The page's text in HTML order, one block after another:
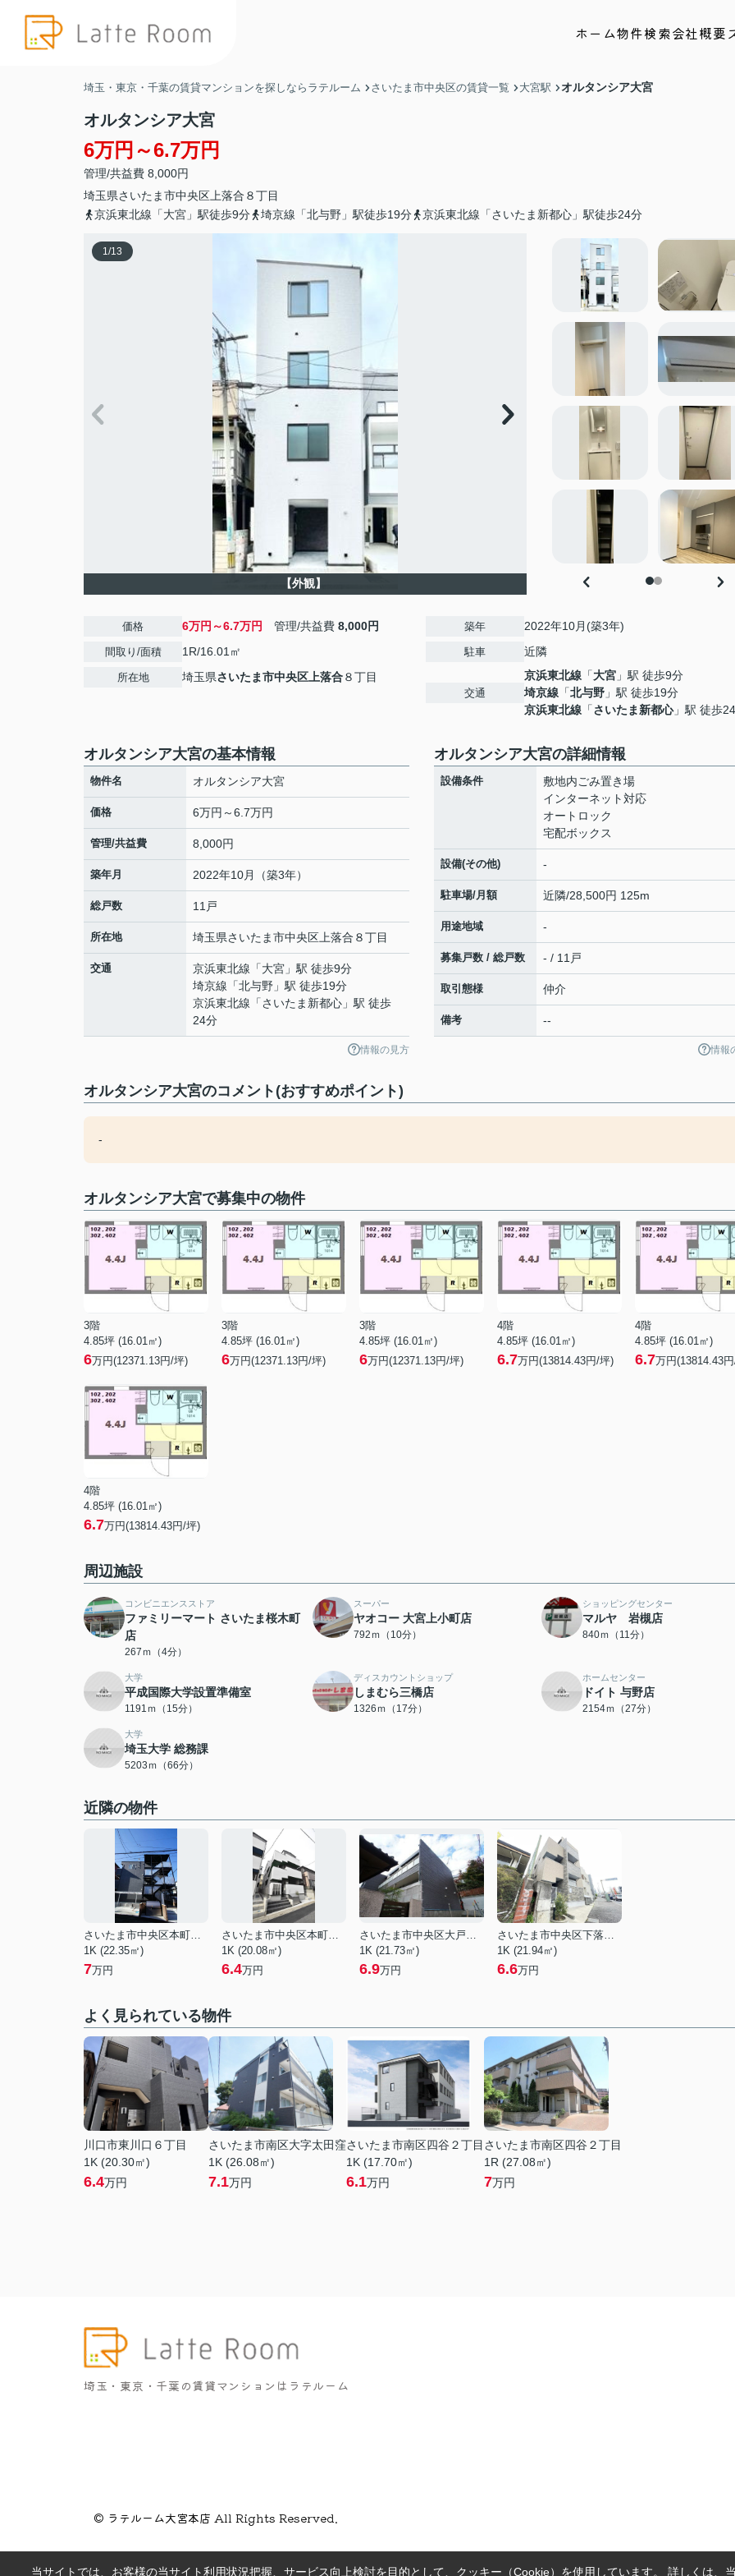
ホーム物件検索会社概要
埼玉・東京・千葉の賃貸マンションを探しならラテルーム さいたま市中央区の賃貸一覧 大宮駅 オルタンシア大宮
オルタンシア大宮
6万円～6.7万円
管理/共益費 8,000円
埼玉県さいたま市中央区 上落合 ８丁目
京浜東北線「大宮」駅徒歩9分
埼京線「北与野」駅徒歩19分 京浜東北線「さいたま新都心」駅徒歩24分
1/13
【外観】
価格 6万円～6.7万円 管理/共益費 8,000円
間取り/面積 1R/16.01㎡
所在地 埼玉県さいたま市中央区 上落合８丁目
築年 2022年10月(築3年)
駐車 近隣
交通
京浜東北線 「大宮 」駅 徒歩9分
埼京線 「北与野 」駅 徒歩19分
京浜東北線 「さいたま新都心」駅 徒歩
オルタンシア大宮の基本情報
物件名 オルタンシア大宮
価格 6万円～6.7万円
管理/共益費 8,000円
築年月 2022年10月（築3年）
総戸数 11戸
所在地 埼玉県さいたま市中央区 上落合 ８丁目
交通 京浜東北線 「大宮 」駅 徒歩9分
埼京線 「北与野 」駅 徒歩19分
京浜東北線 「さいたま新都心 」駅 徒歩
24分
情報の見方
オルタンシア大宮の詳細情報
設備条件
敷地内ごみ置き場
インターネット対応
オートロック
宅配ボックス
設備(その他) -
駐車場/月額 近隣/28,500円 125m
用途地域 -
募集戸数 / 総戸数 - / 11戸
取引態様 仲介
備考 --
情報
オルタンシア大宮のコメント(おすすめポイント)
-
オルタンシア大宮で募集中の物件
3階
4.85坪 (16.01㎡)
6万円(12371.13円/坪)
3階
4.85坪 (16.01㎡)
6万円(12371.13円/坪)
3階
4.85坪 (16.01㎡)
6万円(12371.13円/坪)
4階
4.85坪 (16.01㎡)
6.7万円(13814.43円/坪)
4階
4.85坪 (16.01㎡)
6.7万円(13814.43
4階
4.85坪 (16.01㎡)
6.7万円(13814.43円/坪)
周辺施設
コンビニエンスストア
ファミリーマート さいたま桜木町
店
267ｍ（4分）
スーパー
ヤオコー 大宮上小町店
792ｍ（10分）
ショッピングセンター
マルヤ 岩槻店
840ｍ（11分）
大学
平成国際大学設置準備室
1191ｍ（15分）
ディスカウントショップ
しまむら三橋店
1326ｍ（17分）
ホームセンター
ドイト 与野店
2154ｍ（27分）
大学
埼玉大学 総務課
5203ｍ（66分）
近隣の物件
さいたま市中央区本町東４丁目
1K (22.35㎡)
7万円
さいたま市中央区本町西２丁目
1K (20.08㎡)
6.4万円
さいたま市中央区大戸１丁目
1K (21.73㎡)
6.9万円
さいたま市中央区下落合２丁目
1K (21.94㎡)
6.6万円
よく見られている物件
川口市東川口６丁目
1K (20.30㎡)
6.4万円
さいたま市南区大字太田窪
1K (26.08㎡)
7.1万円
さいたま市南区四谷２丁目
1K (17.70㎡)
6.1万円
さいたま市南区四谷２丁目
1R (27.08㎡)
7万円
埼玉・東京・千葉の賃貸マンションはラテルーム
© ラテルーム大宮本店 All Rights Reserved.
当サイトでは、お客様の当サイト利用状況把握、サービス向上検討を目的として、クッキー（Cookie）を使用しています。 詳しくは、